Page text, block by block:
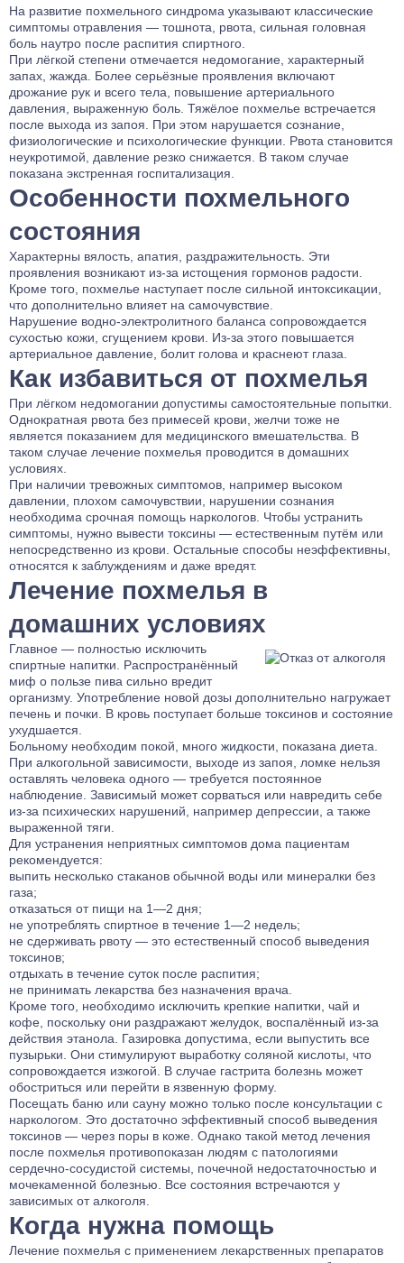
На развитие похмельного синдрома указывают классические
симптомы отравления — тошнота, рвота, сильная головная
боль наутро после распития спиртного.
При лёгкой степени отмечается недомогание, характерный
запах, жажда. Более серьёзные проявления включают
дрожание рук и всего тела, повышение артериального
давления, выраженную боль. Тяжёлое похмелье встречается
после выхода из запоя. При этом нарушается сознание,
физиологические и психологические функции. Рвота становится
неукротимой, давление резко снижается. В таком случае
показана экстренная госпитализация.
Особенности похмельного
состояния
Характерны вялость, апатия, раздражительность. Эти
проявления возникают из-за истощения гормонов радости.
Кроме того, похмелье наступает после сильной интоксикации,
что дополнительно влияет на самочувствие.
Нарушение водно-электролитного баланса сопровождается
сухостью кожи, сгущением крови. Из-за этого повышается
артериальное давление, болит голова и краснеют глаза.
Как избавиться от похмелья
При лёгком недомогании допустимы самостоятельные попытки.
Однократная рвота без примесей крови, желчи тоже не
является показанием для медицинского вмешательства. В
таком случае лечение похмелья проводится в домашних
условиях.
При наличии тревожных симптомов, например высоком
давлении, плохом самочувствии, нарушении сознания
необходима срочная помощь наркологов. Чтобы устранить
симптомы, нужно вывести токсины — естественным путём или
непосредственно из крови. Остальные способы неэффективны,
относятся к заблуждениям и даже вредят.
Лечение похмелья в
домашних условиях
Главное — полностью исключить
спиртные напитки. Распространённый
миф о пользе пива сильно вредит
организму. Употребление новой дозы дополнительно нагружает
печень и почки. В кровь поступает больше токсинов и состояние
ухудшается.
Больному необходим покой, много жидкости, показана диета.
При алкогольной зависимости, выходе из запоя, ломке нельзя
оставлять человека одного — требуется постоянное
наблюдение. Зависимый может сорваться или навредить себе
из-за психических нарушений, например депрессии, а также
выраженной тяги.
Для устранения неприятных симптомов дома пациентам
рекомендуется:
выпить несколько стаканов обычной воды или минералки без
газа;
отказаться от пищи на 1—2 дня;
не употреблять спиртное в течение 1—2 недель;
не сдерживать рвоту — это естественный способ выведения
токсинов;
отдыхать в течение суток после распития;
не принимать лекарства без назначения врача.
Кроме того, необходимо исключить крепкие напитки, чай и
кофе, поскольку они раздражают желудок, воспалённый из-за
действия этанола. Газировка допустима, если выпустить все
пузырьки. Они стимулируют выработку соляной кислоты, что
сопровождается изжогой. В случае гастрита болезнь может
обостриться или перейти в язвенную форму.
Посещать баню или сауну можно только после консультации с
наркологом. Это достаточно эффективный способ выведения
токсинов — через поры в коже. Однако такой метод лечения
после похмелья противопоказан людям с патологиями
сердечно-сосудистой системы, почечной недостаточностью и
мочекаменной болезнью. Все состояния встречаются у
зависимых от алкоголя.
Когда нужна помощь
Лечение похмелья с применением лекарственных препаратов